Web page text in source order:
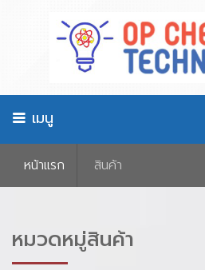
เมนู
หน้าเเรก สินค้า
หมวดหมู่สินค้า